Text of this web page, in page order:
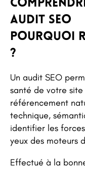
audit SEO
Pourquoi
?
Un audit SEO
santé de votre
référencement
technique,
identifier les
yeux des moteurs
Effectué à la